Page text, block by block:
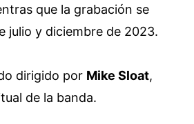
que la grabación se
julio y diciembre de 2023.
dirigido por Mike Sloat,
de la banda.